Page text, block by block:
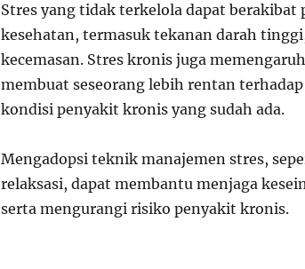
Stres yang tidak terkelola dapat berakibat
kesehatan, termasuk tekanan darah
kecemasan. Stres kronis juga
membuat seseorang lebih rentan
kondisi penyakit kronis yang sudah ada.
Mengadopsi teknik manajemen stres,
relaksasi, dapat membantu menjaga
serta mengurangi risiko penyakit kronis.